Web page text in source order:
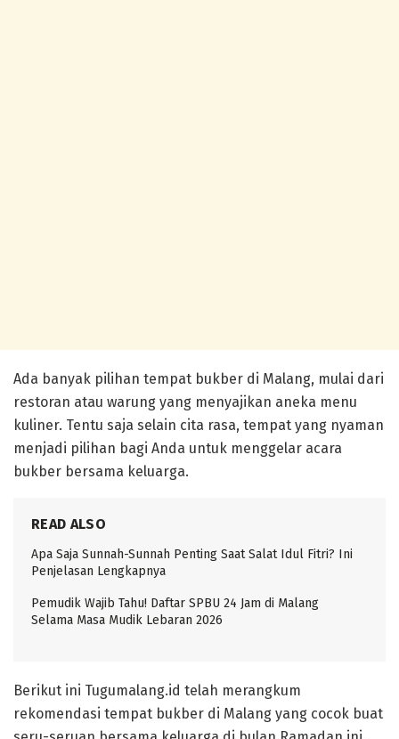
Ada banyak pilihan tempat bukber di Malang, mulai dari
restoran atau warung yang menyajikan aneka menu
kuliner. Tentu saja selain cita rasa, tempat yang nyaman
menjadi pilihan bagi Anda untuk menggelar acara
bukber bersama keluarga.
READ ALSO
Apa Saja Sunnah-Sunnah Penting Saat Salat Idul Fitri? Ini
Penjelasan Lengkapnya
Pemudik Wajib Tahu! Daftar SPBU 24 Jam di Malang
Selama Masa Mudik Lebaran 2026
Berikut ini Tugumalang.id telah merangkum
rekomendasi tempat bukber di Malang yang cocok buat